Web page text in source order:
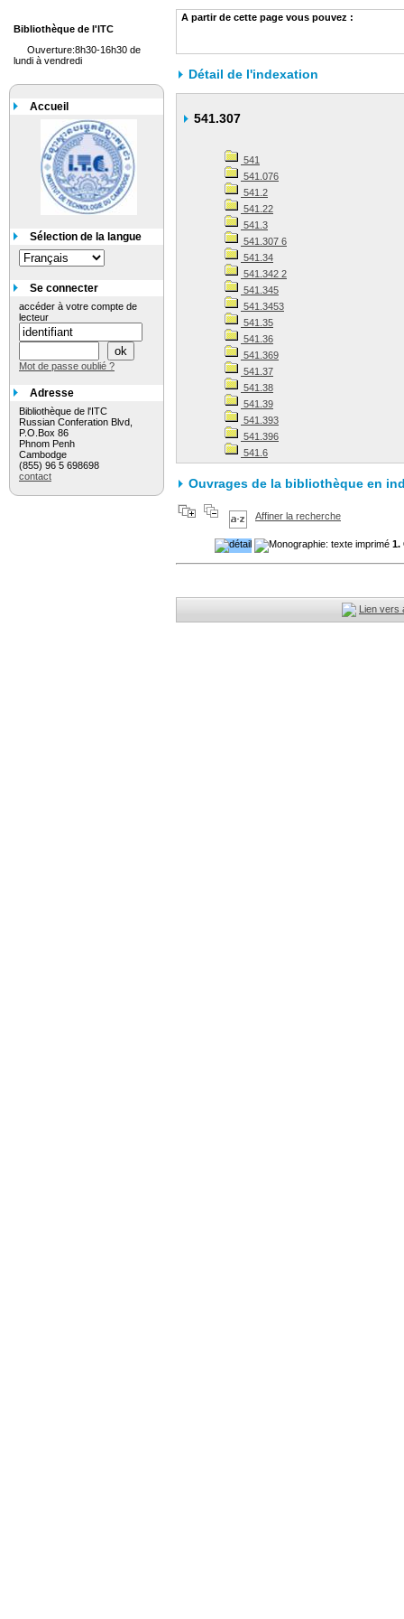
A partir de cette page vous pouvez :
Détail de l'indexation
541.307
541
541.076
541.2
541.22
541.3
541.307 6
541.34
541.342 2
541.345
541.3453
541.35
541.36
541.369
541.37
541.38
541.39
541.393
541.396
541.6
Ouvrages de la bibliothèque en
Affiner la recherche
1.
Lien vers
Bibliothèque de l'ITC
Ouverture:8h30-16h30 de
lundi à vendredi
Accueil
Sélection de la langue
Se connecter
accéder à votre compte de
lecteur
Mot de passe oublié ?
Adresse
Bibliothèque de l'ITC
Russian Conferation Blvd,
P.O.Box 86
Phnom Penh
Cambodge
(855) 96 5 698698
contact